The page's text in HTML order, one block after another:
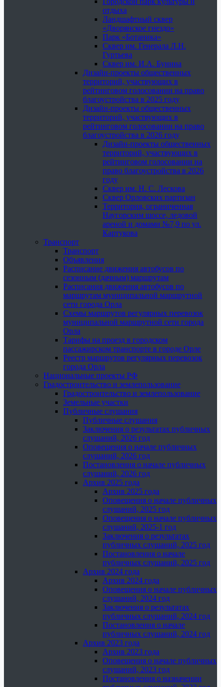
отдыха
Ландшафтный сквер
«Дворянское гнездо»
Парк «Ботаника»
Сквер им. Генерала Л.Н.
Гуртьева
Сквер им. И.А. Бунина
Дизайн-проекты общественных
территорий, участвующих в
рейтинговом голосовании на право
благоустройства в 2025 году
Дизайн-проекты общественных
территорий, участвующих в
рейтинговом голосовании на право
благоустройства в 2026 году
Дизайн-проекты общественных
территорий, участвующих в
рейтинговом голосовании на
право благоустройства в 2026
году
Сквер им. Н. С. Лескова
Сквер Орловских партизан
Территория, ограниченная
Наугорским шоссе, ледовой
ареной и домами №7,9 по ул.
Картукова
Транспорт
Транспорт
Объявления
Расписание движения автобусов по
сезонным (дачным) маршрутам
Расписания движения автобусов по
маршрутам муниципальной маршрутной
сети города Орла
Схемы маршрутов регулярных перевозок
муниципальной маршрутной сети города
Орла
Тарифы на проезд в городском
пассажирском транспорте в городе Орле
Реестр маршрутов регулярных перевозок
города Орла
Национальные проекты РФ
Градостроительство и землепользование
Градостроительство и землепользование
Земельные участки
Публичные слушания
Публичные слушания
Заключения о результатах публичных
слушаний, 2026 год
Оповещения о начале публичных
слушаний, 2026 год
Постановления о начале публичных
слушаний, 2026 год
Архив 2025 года
Архив 2025 года
Оповещения о начале публичных
слушаний, 2025 год
Оповещения о начале публичных
слушаний, 2025-1 год
Заключения о результатах
публичных слушаний, 2025 год
Постановления о начале
публичных слушаний, 2025 год
Архив 2024 года
Архив 2024 года
Оповещения о начале публичных
слушаний, 2024 год
Заключения о результатах
публичных слушаний, 2024 год
Постановления о начале
публичных слушаний, 2024 год
Архив 2023 года
Архив 2023 года
Оповещения о начале публичных
слушаний, 2023 год
Постановления о назначении